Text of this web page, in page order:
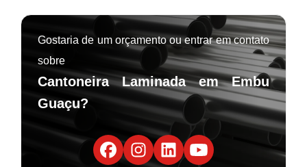
Gostaria de um orçamento ou entrar em contato
sobre
Cantoneira Laminada em Embu
Guaçu?